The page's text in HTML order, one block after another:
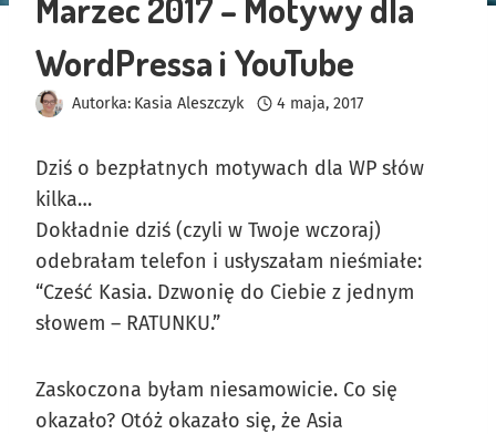
Marzec 2017 – Motywy dla
WordPressa i YouTube
Autorka: Kasia Aleszczyk 4 maja, 2017
Dziś o bezpłatnych motywach dla WP słów
kilka…
Dokładnie dziś (czyli w Twoje wczoraj)
odebrałam telefon i usłyszałam nieśmiałe:
“Cześć Kasia. Dzwonię do Ciebie z jednym
słowem – RATUNKU.”
Zaskoczona byłam niesamowicie. Co się
okazało? Otóż okazało się, że Asia